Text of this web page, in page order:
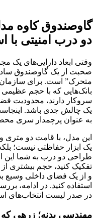
دو درب امنیتی با
وقتی ابعاد دارایی‌های یک
صحبت از یک گاوصندوق
متحرک” است. برای
بانک‌هایی که با حجم عظیمی
سروکار دارند، محدودیت
یک چالش جدی باشد.
به عنوان پرچمدار سری
این مدل، با قامت دو
یک ابزار حفاظتی نیست؛
طراحی دو درب به شما این
تفکیک کنید، حجم بیشتری
و از یک فضای داخلی وسیع
در صدر لیست انتخاب‌های
مهندسی بدنه؛ زرهی که